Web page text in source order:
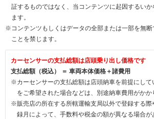
証するものではなく、当コンテンツに起因するい
ます。
※コンテンツもしくはデータの全部または一部を無
ことを禁じます。
カーセンサーの支払総額は店頭乗り出し価格です
支払総額（税込） ＝ 車両本体価格＋諸費用
※カーセンサーの支払総額は店頭納車を前提にして
をご希望された場合などは、別途納車費用がかか
※販売店の所在する所轄運輸支局以外で登録する際
録月によって、手数料や税金の額が異なる場合